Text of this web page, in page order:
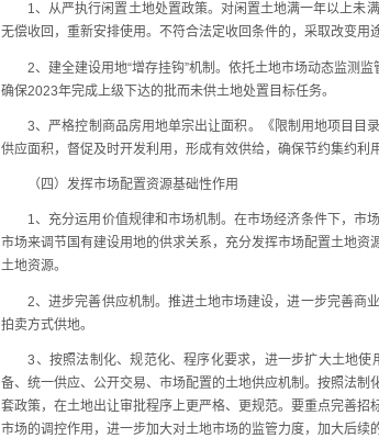
1、从严执行闲置土地处置政策。对闲置土地满一年以上未满
无偿收回，重新安排使用。不符合法定收回条件的，采取改变用
2、建全建设用地“增存挂钩”机制。依托土地市场动态监测监
确保2023年完成上级下达的批而未供土地处置目标任务。
3、严格控制商品房用地单宗出让面积。《限制用地项目目
供应面积，督促及时开发利用，形成有效供给，确保节约集约利
（四）发挥市场配置资源基础性作用
1、充分运用价值规律和市场机制。在市场经济条件下，市场
市场来调节国有建设用地的供求关系，充分发挥市场配置土地
土地资源。
2、进步完善供应机制。推进土地市场建设，进一步完善商业
拍卖方式供地。
3、按照法制化、规范化、程序化要求，进一步扩大土地使
备、统一供应、公开交易、市场配置的土地供应机制。按照法
套政策，在土地出让审批程序上更严格、更规范。要重点完善
市场的调控作用，进一步加大对土地市场的监管力度，加大后续